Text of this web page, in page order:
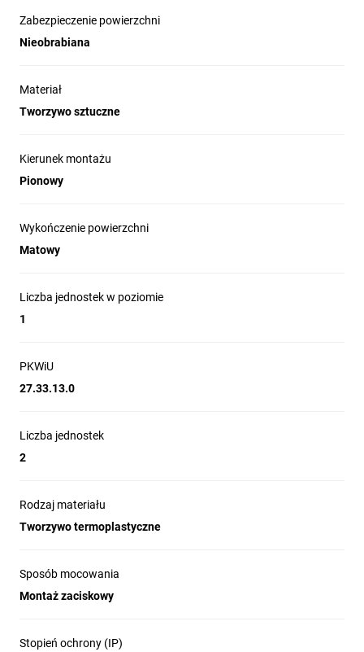
Zabezpieczenie powierzchni
Nieobrabiana
Materiał
Tworzywo sztuczne
Kierunek montażu
Pionowy
Wykończenie powierzchni
Matowy
Liczba jednostek w poziomie
1
PKWiU
27.33.13.0
Liczba jednostek
2
Rodzaj materiału
Tworzywo termoplastyczne
Sposób mocowania
Montaż zaciskowy
Stopień ochrony (IP)